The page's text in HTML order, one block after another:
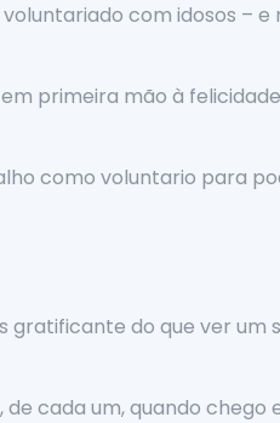
com idosos – e
primeira mão à
como voluntario para
gratificante do que ver um
de cada um, quando